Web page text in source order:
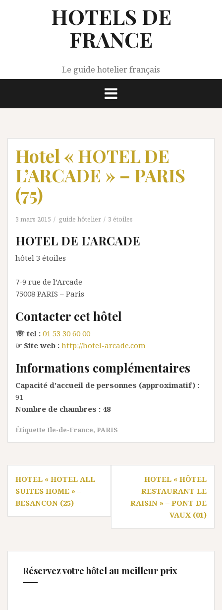
HOTELS DE
FRANCE
Le guide hotelier français
Hotel « HOTEL DE
L’ARCADE » – PARIS
(75)
3 mars 2015 guide hôtelier 3 étoiles
HOTEL DE L’ARCADE
hôtel 3 étoiles
7-9 rue de l’Arcade
75008 PARIS – Paris
Contacter cet hôtel
☏ tel : 01 53 30 60 00
☞ Site web : http://hotel-arcade.com
Informations complémentaires
Capacité d’accueil de personnes (approximatif) :
91
Nombre de chambres : 48
Étiquette Ile-de-France, PARIS
Navigation
de
l’article
HOTEL « HOTEL ALL
SUITES HOME » –
BESANCON (25)
HOTEL « HÔTEL
RESTAURANT LE
RAISIN » – PONT DE
VAUX (01)
Réservez votre hôtel au meilleur prix